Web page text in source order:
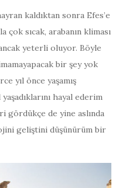
kaldıktan sonra Efes’e
çok sıcak, arabanın kliması
yeterli oluyor. Böyle
bir şey yok
yıl önce yaşamış
hayal ederim
gördükçe de yine aslında
geliştini düşünürüm bir